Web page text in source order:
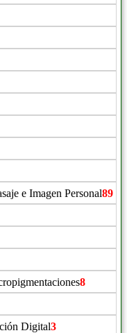
e Imagen Personal89
8
Digital3